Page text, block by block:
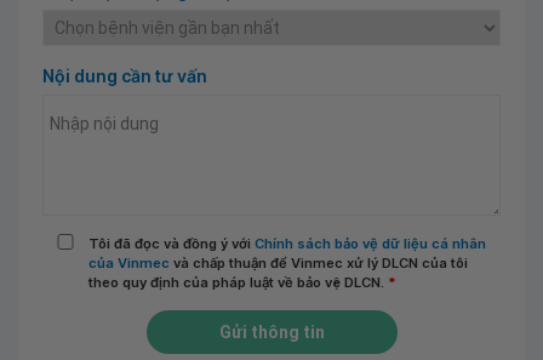
Nội dung cần tư vấn
Tôi đã đọc và đồng ý với Chính sách bảo vệ dữ liệu cá nhân
của Vinmec và chấp thuận để Vinmec xử lý DLCN của tôi
theo quy định của pháp luật về bảo vệ DLCN. *
Gửi thông tin